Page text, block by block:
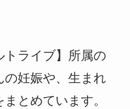
トライブ】所属の
の妊娠や、生まれ
とめています。